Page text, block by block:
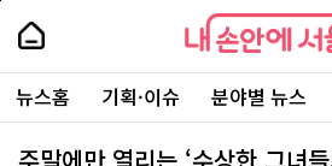
본
로
가
내
손
안
에
서
울
-
내
손
에
울
주
요
서
뉴스홈 기획·이슈 분야별 뉴스
페
상
단
로